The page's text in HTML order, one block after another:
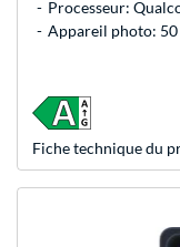
Processeur:
Appareil photo: 50
Fiche technique du